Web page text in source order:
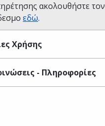
ακολουθήστε τον
εδώ.
Χρήσης
- Πληροφορίες